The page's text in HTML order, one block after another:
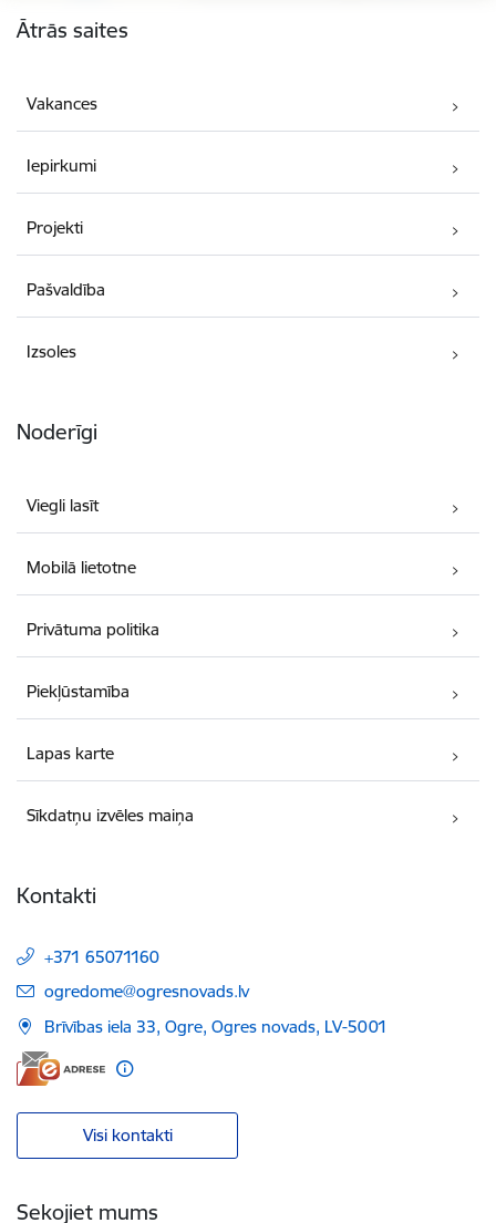
Ātrās saites
Vakances
Iepirkumi
Projekti
Pašvaldība
Izsoles
Noderīgi
Viegli lasīt
Mobilā lietotne
Privātuma politika
Piekļūstamība
Lapas karte
Sīkdatņu izvēles maiņa
Kontakti
+371 65071160
E-pasts:
ogredome@ogresnovads.lv
Brīvības iela 33, Ogre, Ogres novads, LV-5001
Visi kontakti
Sekojiet mums